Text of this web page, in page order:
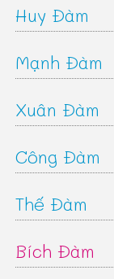
Huy Đàm
Mạnh Đàm
Xuân Đàm
Công Đàm
Thế Đàm
Bích Đàm